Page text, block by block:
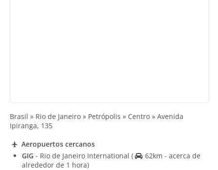
Brasil » Rio de Janeiro » Petrópolis » Centro » Avenida
Ipiranga, 135
Aeropuertos cercanos
GIG - Rio de Janeiro International (
62km - acerca de
alrededor de 1 hora)